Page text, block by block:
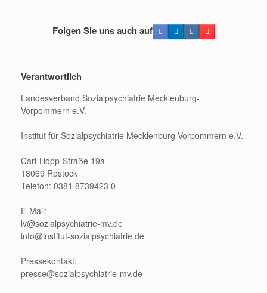
Folgen Sie uns auch auf
Verantwortlich
Landesverband Sozialpsychiatrie Mecklenburg-
Vorpommern e.V.
Institut für Sozialpsychiatrie Mecklenburg-Vorpommern e.V.
Carl-Hopp-Straße 19a
18069 Rostock
Telefon: 0381 8739423 0
E-Mail:
lv@sozialpsychiatrie-mv.de
info@institut-sozialpsychiatrie.de
Pressekontakt:
presse@sozialpsychiatrie-mv.de